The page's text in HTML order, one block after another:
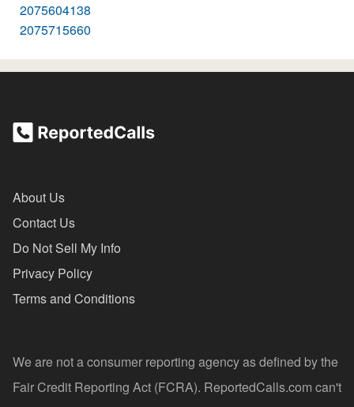
2075604138
2075715660
About Us
Contact Us
Do Not Sell My Info
Privacy Policy
Terms and Conditions
We are not a consumer reporting agency as defined by the
Fair Credit Reporting Act (FCRA). ReportedCalls.com can't